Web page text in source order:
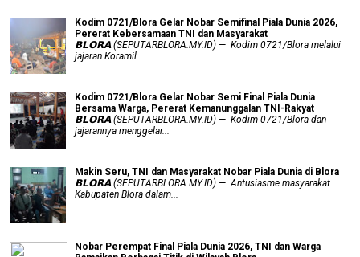
Kodim 0721/Blora Gelar Nobar Semifinal Piala Dunia 2026,
Pererat Kebersamaan TNI dan Masyarakat
𝗕𝗟𝗢𝗥𝗔 (SEPUTARBLORA.MY.ID) — Kodim 0721/Blora melalui
jajaran Koramil...
Kodim 0721/Blora Gelar Nobar Semi Final Piala Dunia
Bersama Warga, Pererat Kemanunggalan TNI-Rakyat
𝗕𝗟𝗢𝗥𝗔 (SEPUTARBLORA.MY.ID) — Kodim 0721/Blora dan
jajarannya menggelar...
Makin Seru, TNI dan Masyarakat Nobar Piala Dunia di Blora
𝗕𝗟𝗢𝗥𝗔 (SEPUTARBLORA.MY.ID) — Antusiasme masyarakat
Kabupaten Blora dalam...
Nobar Perempat Final Piala Dunia 2026, TNI dan Warga